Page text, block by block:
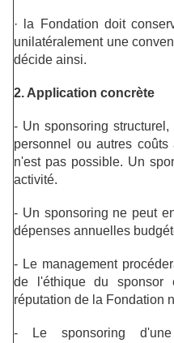
· la Fondation doit
unilatéralement une
décide ainsi.
2. Application concrète
- Un sponsoring
personnel ou autres
n'est pas possible. Un
activité.
- Un sponsoring ne peut
dépenses annuelles
- Le management
de l'éthique du sponsor
réputation de la Fondation
- Le sponsoring